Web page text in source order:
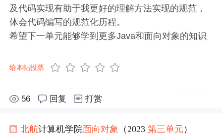
及代码实现有助于我更好的理解方法实现的规范，
体会代码编写的规范化历程。
希望下一单元能够学到更多Java和面向对象的知识
给本帖投票
56 回复 打赏
北航计算机学院面向对象 （2023第三单元 ）